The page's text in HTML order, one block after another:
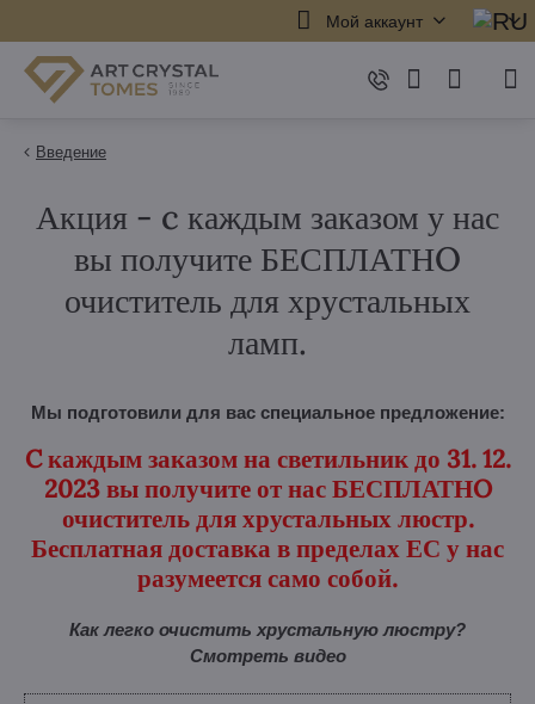
Мой аккаунт
Введение
Акция - c каждым заказом у нас
вы получите БЕСПЛАТНO
очиститель для хрустальных
ламп.
Мы подготовили для вас специальное предложение:
C каждым заказом на светильник до 31. 12.
2023 вы получите от нас БЕСПЛАТНO
очиститель для хрустальных люстр.
Бесплатная доставка в пределах ЕС у нас
разумеется само собой.
Как легко очистить хрустальную люстру?
Смотреть видео